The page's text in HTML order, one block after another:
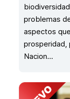
problemas
aspectos
prosperidad,
Nacion...